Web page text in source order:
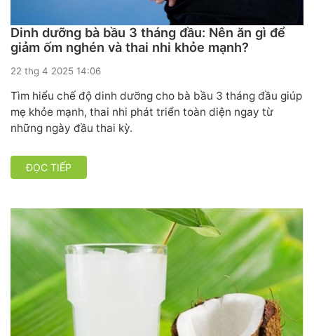
Dinh dưỡng bà bầu 3 tháng đầu: Nên ăn gì để
giảm ốm nghén và thai nhi khỏe mạnh?
22 thg 4 2025 14:06
Tìm hiểu chế độ dinh dưỡng cho bà bầu 3 tháng đầu giúp
mẹ khỏe mạnh, thai nhi phát triển toàn diện ngay từ
những ngày đầu thai kỳ.
ĐỌC TIẾP